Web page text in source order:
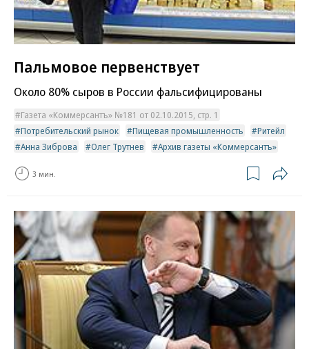
Пальмовое первенствует
Около 80% сыров в России фальсифицированы
Газета «Коммерсантъ» №181 от 02.10.2015, стр. 1
Потребительский рынок
Пищевая промышленность
Ритейл
Анна Зиброва
Олег Трутнев Архив газеты «Коммерсантъ»
3 мин.